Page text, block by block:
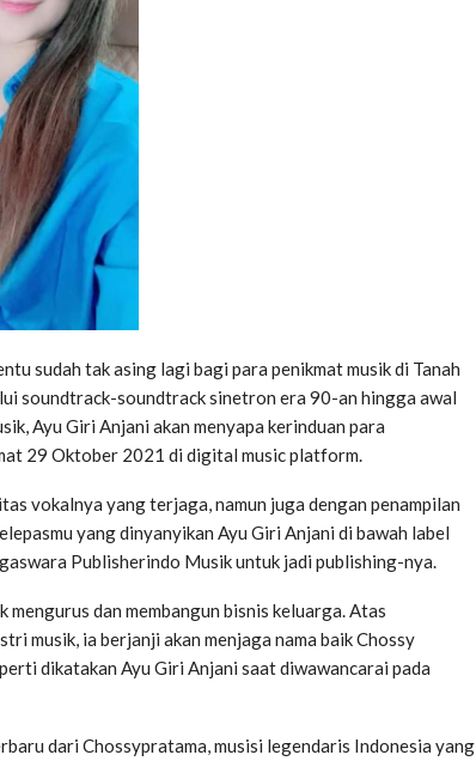
sudah tak asing lagi bagi para penikmat musik di Tanah
soundtrack-soundtrack sinetron era 90-an hingga awal
Ayu Giri Anjani akan menyapa kerinduan para
29 Oktober 2021 di digital music platform.
vokalnya yang terjaga, namun juga dengan penampilan
yang dinyanyikan Ayu Giri Anjani di bawah label
Publisherindo Musik untuk jadi publishing-nya.
mengurus dan membangun bisnis keluarga. Atas
musik, ia berjanji akan menjaga nama baik Chossy
dikatakan Ayu Giri Anjani saat diwawancarai pada
dari Chossypratama, musisi legendaris Indonesia yang